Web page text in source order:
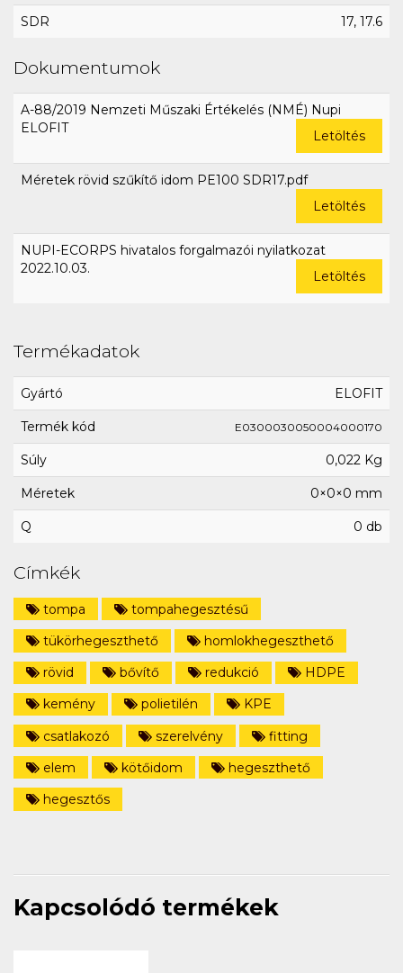
SDR 17, 17.6
Dokumentumok
A-88/2019 Nemzeti Műszaki Értékelés (NMÉ) Nupi
ELOFIT
Letöltés
Méretek rövid szűkítő idom PE100 SDR17.pdf
Letöltés
NUPI-ECORPS hivatalos forgalmazói nyilatkozat
2022.10.03.
Letöltés
Termékadatok
Gyártó ELOFIT
Termék kód E0300030050004000170
Súly 0,022 Kg
Méretek 0×0×0 mm
Q 0 db
Címkék
tompa
tompahegesztésű
tükörhegeszthető
homlokhegeszthető
rövid
bővítő redukció
HDPE
kemény
polietilén
KPE
csatlakozó
szerelvény
fitting
elem
kötőidom
hegeszthető
hegesztős
Kapcsolódó termékek